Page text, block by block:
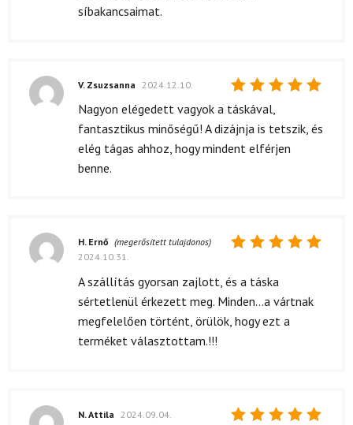
síbakancsaimat.
Értékelés:
/ 5
V. Zsuzsanna 2024.12.10.
Nagyon elégedett vagyok a táskával,
fantasztikus minőségű! A dizájnja is tetszik, és
elég tágas ahhoz, hogy mindent elférjen
benne.
5/ 5
H. Ernő (megerősített tulajdonos)
2024.10.31.
A szállítás gyorsan zajlott, és a táska
sértetlenül érkezett meg. Minden...a vártnak
megfelelően történt, örülök, hogy ezt a
terméket választottam.!!!
N. Attila 2024.09.04.